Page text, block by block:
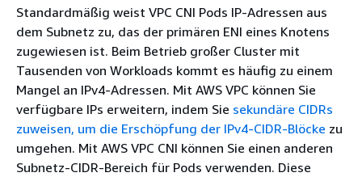
Standardmäßig weist VPC CNI Pods IP-Adressen aus
dem Subnetz zu, das der primären ENI eines Knotens
zugewiesen ist. Beim Betrieb großer Cluster mit
Tausenden von Workloads kommt es häufig zu einem
Mangel an IPv4-Adressen. Mit AWS VPC können Sie
verfügbare IPs erweitern, indem Sie sekundäre CIDRs
zuweisen, um die Erschöpfung der IPv4-CIDR-Blöcke zu
umgehen. Mit AWS VPC CNI können Sie einen anderen
Subnetz-CIDR-Bereich für Pods verwenden. Diese